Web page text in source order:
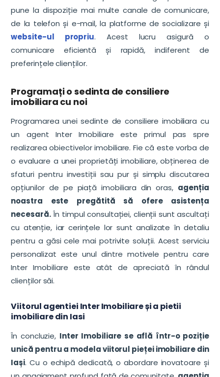
pune la dispoziție mai multe canale de comunicare,
de la telefon și e-mail, la platforme de socializare și
website-ul propriu. Acest lucru asigură o
comunicare eficientă și rapidă, indiferent de
preferințele clienților.
Programați o sedinta de consiliere
imobiliara cu noi
Programarea unei sedinte de consiliere imobiliara cu
un agent Inter Imobiliare este primul pas spre
realizarea obiectivelor imobiliare. Fie că este vorba de
o evaluare a unei proprietăți imobiliare, obținerea de
sfaturi pentru investiții sau pur și simplu discutarea
opțiunilor de pe piață imobiliara din oras, agenția
noastra este pregătită să ofere asistența
necesară.În timpul consultației, clienții sunt ascultați
cu atenție, iar cerințele lor sunt analizate în detaliu
pentru a găsi cele mai potrivite soluții. Acest serviciu
personalizat este unul dintre motivele pentru care
Inter Imobiliare este atât de apreciată în rândul
clienților săi.
Viitorul agentiei Inter Imobiliare și a pietii
imobiliare din Iasi
În concluzie, Inter Imobiliare se află într-o poziție
unică pentru a modela viitorul pieței imobiliare din
Iași. Cu o echipă dedicată, o abordare inovatoare și